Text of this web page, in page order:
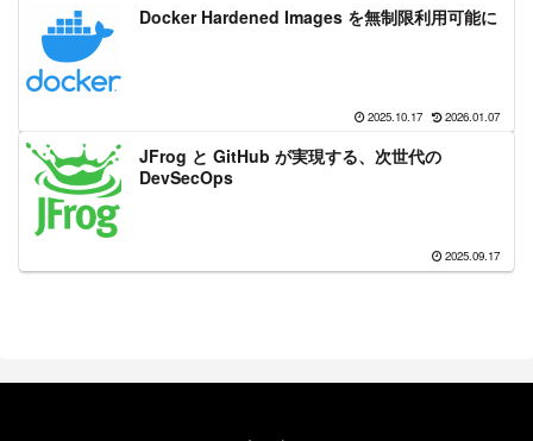
Docker Hardened Images を無制限利用可能に
2025.10.17 2026.01.07
JFrog と GitHub が実現する、次世代の
DevSecOps
2025.09.17